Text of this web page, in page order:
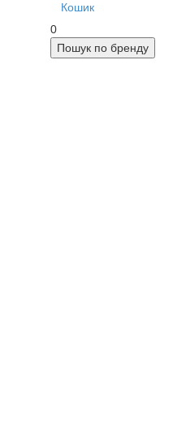
Кошик
0
Пошук по бренду